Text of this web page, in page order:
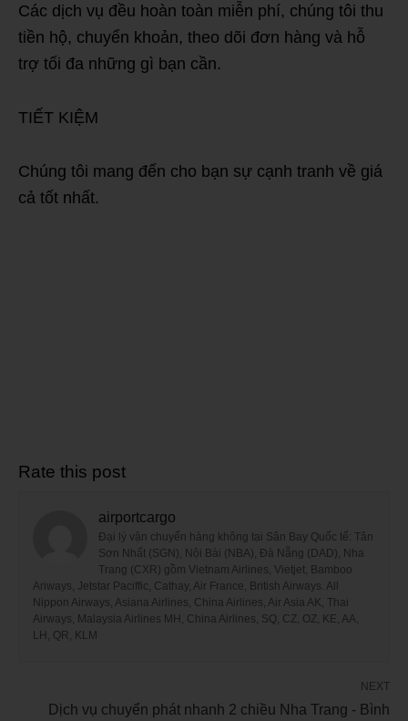
Các dịch vụ đều hoàn toàn miễn phí, chúng tôi thu
tiền hộ, chuyển khoản, theo dõi đơn hàng và hỗ
trợ tối đa những gì bạn cần.
TIẾT KIỆM
Chúng tôi mang đến cho bạn sự cạnh tranh về giá
cả tốt nhất.
Rate this post
airportcargo
Đại lý vận chuyển hàng không tại Sân Bay Quốc tế: Tân
Sơn Nhất (SGN), Nội Bài (NBA), Đà Nẵng (DAD), Nha
Trang (CXR) gồm Vietnam Airlines, Vietjet, Bamboo
Ariways, Jetstar Paciffic, Cathay, Air France, British Airways. All
Nippon Airways, Asiana Airlines, China Airlines, Air Asia AK, Thai
Airways, Malaysia Airlines MH, China Airlines, SQ, CZ, OZ, KE, AA,
LH, QR, KLM
NEXT
Dịch vụ chuyển phát nhanh 2 chiều Nha Trang - Bình